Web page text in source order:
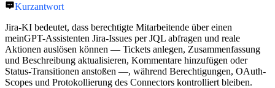
Kurzantwort
Jira-KI bedeutet, dass berechtigte Mitarbeitende über einen
meinGPT-Assistenten Jira-Issues per JQL abfragen und reale
Aktionen auslösen können — Tickets anlegen, Zusammenfassung
und Beschreibung aktualisieren, Kommentare hinzufügen oder
Status-Transitionen anstoßen —, während Berechtigungen, OAuth-
Scopes und Protokollierung des Connectors kontrolliert bleiben.